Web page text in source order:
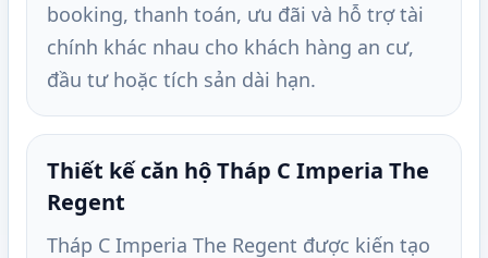
booking, thanh toán, ưu đãi và hỗ trợ tài
chính khác nhau cho khách hàng an cư,
đầu tư hoặc tích sản dài hạn.
Thiết kế căn hộ Tháp C Imperia The
Regent
Tháp C Imperia The Regent được kiến tạo